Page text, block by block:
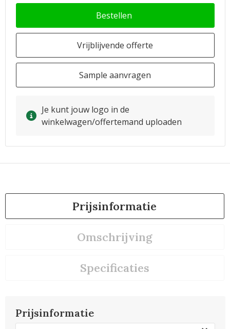
Bestellen
Vrijblijvende offerte
Sample aanvragen
Je kunt jouw logo in de
winkelwagen/offertemand uploaden
Prijsinformatie
Omschrijving
Specificaties
Prijsinformatie